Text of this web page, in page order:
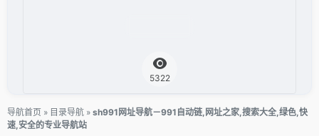
5322
导航首页 » 目录导航 » sh991网址导航－991自动链,网址之家,搜索大全,绿色,快
速,安全的专业导航站